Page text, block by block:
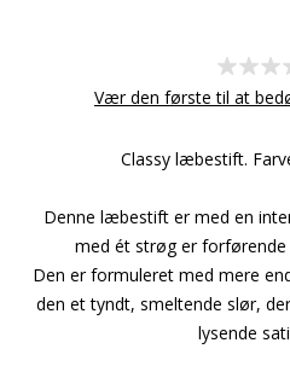
Vær den første til at
Classy læbestift.
Denne læbestift er med en
med ét strøg er forførende
Den er formuleret med mere
den et tyndt, smeltende slør,
lysende